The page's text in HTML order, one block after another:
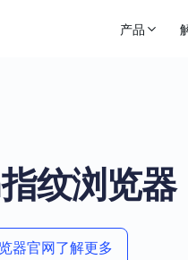
产品
纹浏览器
器官网了解更多